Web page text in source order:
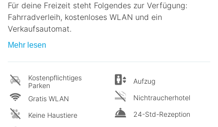
Für deine Freizeit steht Folgendes zur Verfügung:
Fahrradverleih, kostenloses WLAN und ein
Verkaufsautomat.
Mehr lesen
Kostenpflichtiges
Parken
Gratis WLAN
Keine Haustiere
Aufzug
Nichtraucherhotel
24-Std-Rezeption